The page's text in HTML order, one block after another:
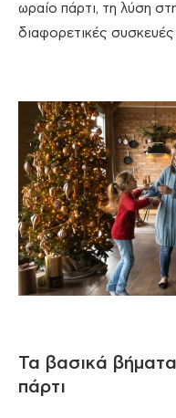
ωραίο πάρτι, τη λύση
διαφορετικές συσκευές
Τα βασικά
πάρτι